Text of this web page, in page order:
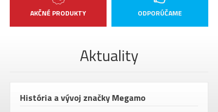
AKČNÉ PRODUKTY ODPORÚČAME
Aktuality
História a vývoj značky Megamo